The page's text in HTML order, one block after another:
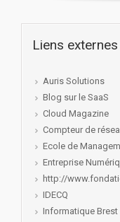
Liens externes
Auris Solutions
Blog sur le SaaS
Cloud Magazine
Compteur de
Ecole de
Entreprise
http://
IDECQ
Informatique Brest